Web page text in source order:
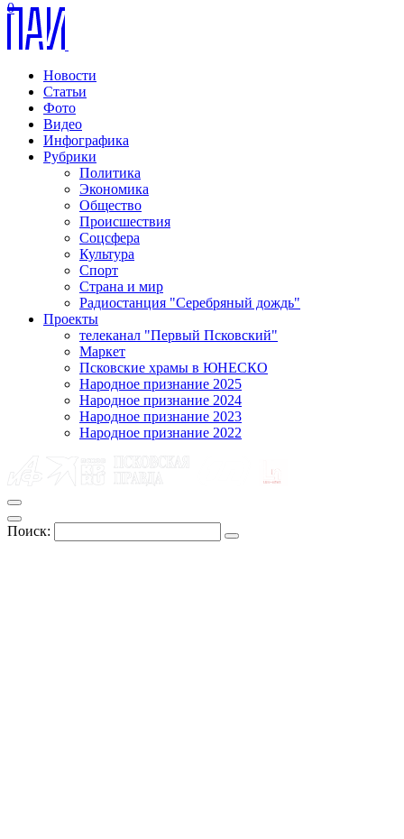
Новости
Статьи
Фото
Видео
Инфографика
Рубрики
Политика
Экономика
Общество
Происшествия
Соцсфера
Культура
Спорт
Страна и мир
Радиостанция "Серебряный дождь"
Проекты
телеканал "Первый Псковский"
Маркет
Псковские храмы в ЮНЕСКО
Народное признание 2025
Народное признание 2024
Народное признание 2023
Народное признание 2022
Поиск:
0